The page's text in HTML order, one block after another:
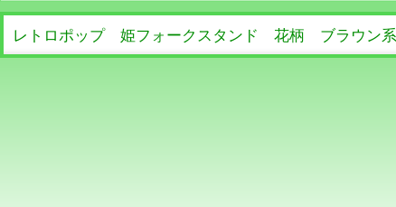
レトロポップ 姫フォークスタンド 花柄 ブラウン